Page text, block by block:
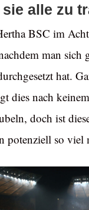
alle zu
BSC im
man sich
hat.
dies nach
doch ist
potenziell so viel